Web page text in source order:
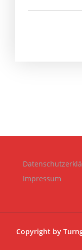
Impressum
Copyright by